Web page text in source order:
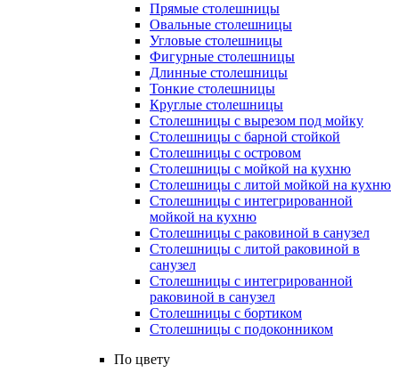
Прямые столешницы
Овальные столешницы
Угловые столешницы
Фигурные столешницы
Длинные столешницы
Тонкие столешницы
Круглые столешницы
Столешницы с вырезом под мойку
Столешницы с барной стойкой
Столешницы с островом
Столешницы с мойкой на кухню
Столешницы с литой мойкой на кухню
Столешницы с интегрированной
мойкой на кухню
Столешницы с раковиной в санузел
Столешницы с литой раковиной в
санузел
Столешницы с интегрированной
раковиной в санузел
Столешницы с бортиком
Столешницы с подоконником
По цвету